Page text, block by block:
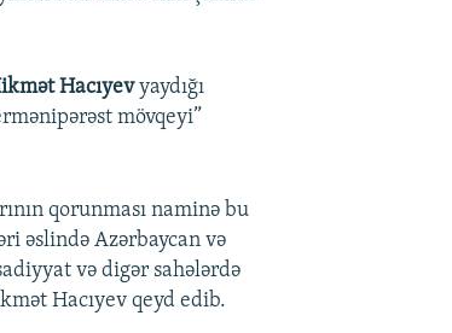
Hacıyevyaydığı
mövqeyi”
qorunması naminə bu
əslində Azərbaycan və
və digər sahələrdə
Hacıyev qeyd edib.